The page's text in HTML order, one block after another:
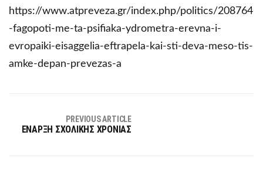
https://www.atpreveza.gr/index.php/politics/208764
-fagopoti-me-ta-psifiaka-ydrometra-erevna-i-
evropaiki-eisaggelia-eftrapela-kai-sti-deva-meso-tis-
amke-depan-prevezas-a
PREVIOUS ARTICLE
ΕΝΑΡΞΗ ΣΧΟΛΙΚΗΣ ΧΡΟΝΙΑΣ